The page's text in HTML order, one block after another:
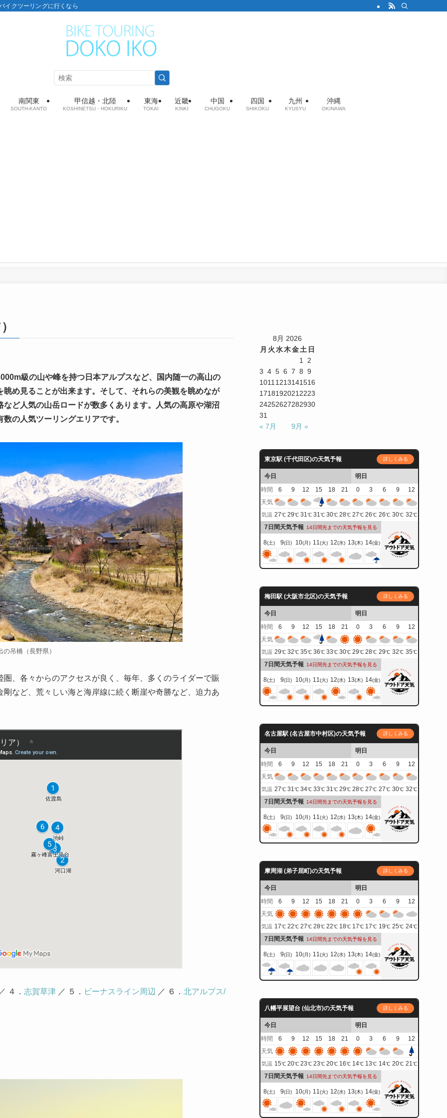
イクツーリングに行くなら
南関東
SOUTH-KANTO
甲信越・北陸
KOSHINETSU・HOKURIKU
東海
TOKAI
近畿
KINKI
中国
CHUGOKU
四国
SHIKOKU
九州
KYUSYU
沖縄
OKINAWA
級の山や峰を持つ日本アルプスなど、国内随一の高山の
め見ることが出来ます。そして、それらの美観を眺めなが
ど人気の山岳ロードが数多くあります。人気の高原や湖沼
の人気ツーリングエリアです。
の吊橋（長野県）
、各々からのアクセスが良く、毎年、多くのライダーで賑
など、荒々しい海と海岸線に続く断崖や奇勝など、迫力あ
４． 志賀草津 ／ ５． ビーナスライン周辺 ／ ６． 北アルプス/
8月 2026
月 火水木金土 日
1
2
3 4 5 6 7 8 9
1011 1213141516
1718192021 2223
24252627282930
31
« 7月
9月 »
東京駅 (千代田区)の天気予報 詳しくみる
今日
明日
時間
6 9 12 15 18 21 0 3 6 9
12
天気
気温 27℃ 29℃ 31℃ 31℃ 30℃ 28℃ 27℃ 26℃ 26℃ 30℃ 32℃
7日間天気予報 14日間先までの天気予報を見る
8(土) 9(日) 10(月) 11(火) 12(水) 13(木) 14(金)
梅田駅 (大阪市北区)の天気予報 詳しくみる
今日
明日
時間
6 9 12 15 18 21 0 3 6 9
12
天気
気温 29℃ 32℃ 35℃ 36℃ 33℃ 30℃ 29℃ 28℃ 29℃ 32℃ 35℃
7日間天気予報 14日間先までの天気予報を見る
8(土) 9(日) 10(月) 11(火) 12(水) 13(木) 14(金)
名古屋駅 (名古屋市中村区)の天気予報 詳しくみる
今日
明日
時間
6 9 12 15 18 21 0 3 6 9
12
天気
気温 27℃ 31℃ 34℃ 33℃ 31℃ 29℃ 28℃ 27℃ 27℃ 30℃ 32℃
7日間天気予報 14日間先までの天気予報を見る
8(土) 9(日) 10(月) 11(火) 12(水) 13(木) 14(金)
摩周湖 (弟子屈町)の天気予報 詳しくみる
今日
明日
時間
6 9 12 15 18 21 0 3 6 9
12
天気
気温 17℃ 22℃ 27℃ 28℃ 22℃ 18℃ 17℃ 17℃ 19℃ 25℃ 24℃
7日間天気予報 14日間先までの天気予報を見る
8(土) 9(日) 10(月) 11(火) 12(水) 13(木) 14(金)
八幡平展望台 (仙北市)の天気予報 詳しくみる
今日
明日
時間
6 9 12 15 18 21 0 3 6 9
12
天気
気温 15℃ 20℃ 23℃ 23℃ 20℃ 16℃ 14℃ 13℃ 14℃ 20℃ 21℃
7日間天気予報 14日間先までの天気予報を見る
8(土) 9(日) 10(月) 11(火) 12(水) 13(木) 14(金)